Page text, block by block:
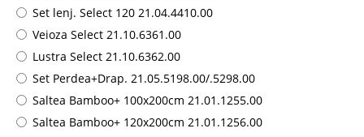
Set lenj. Select 120 21.04.4410.00
Veioza Select 21.10.6361.00
Lustra Select 21.10.6362.00
Set Perdea+Drap. 21.05.5198.00/.5298.00
Saltea Bamboo+ 100x200cm 21.01.1255.00
Saltea Bamboo+ 120x200cm 21.01.1256.00